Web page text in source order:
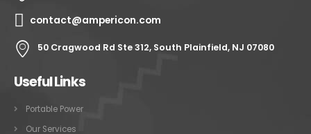
contact@ampericon.com
50 Cragwood Rd Ste 312, South Plainfield, NJ 07080
Useful Links
Portable Power
Our Services